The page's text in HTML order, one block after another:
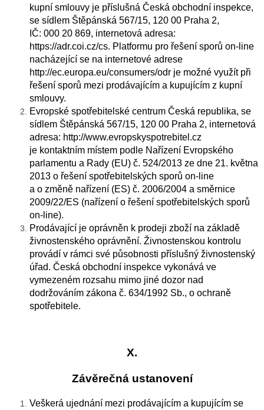
kupní smlouvy je příslušná Česká obchodní inspekce,
se sídlem Štěpánská 567/15, 120 00 Praha 2,
IČ: 000 20 869, internetová adresa:
https://adr.coi.cz/cs. Platformu pro řešení sporů on-line
nacházející se na internetové adrese
http://ec.europa.eu/consumers/odr je možné využít při
řešení sporů mezi prodávajícím a kupujícím z kupní
smlouvy.
Evropské spotřebitelské centrum Česká republika, se
sídlem Štěpánská 567/15, 120 00 Praha 2, internetová
adresa: http://www.evropskyspotrebitel.cz
je kontaktním místem podle Nařízení Evropského
parlamentu a Rady (EU) č. 524/2013 ze dne 21. května
2013 o řešení spotřebitelských sporů on-line
a o změně nařízení (ES) č. 2006/2004 a směrnice
2009/22/ES (nařízení o řešení spotřebitelských sporů
on-line).
Prodávající je oprávněn k prodeji zboží na základě
živnostenského oprávnění. Živnostenskou kontrolu
provádí v rámci své působnosti příslušný živnostenský
úřad. Česká obchodní inspekce vykonává ve
vymezeném rozsahu mimo jiné dozor nad
dodržováním zákona č. 634/1992 Sb., o ochraně
spotřebitele.
X.
Závěrečná ustanovení
Veškerá ujednání mezi prodávajícím a kupujícím se